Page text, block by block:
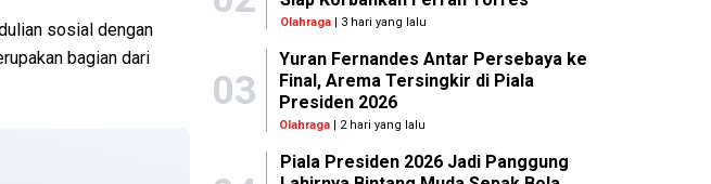
sosial dengan
bagian dari
Olahraga| 3 hari yang lalu
03
Yuran Fernandes Antar Persebaya ke
Final, Arema Tersingkir di Piala
Presiden 2026
Olahraga | 2 hari yang lalu
Piala Presiden 2026 Jadi Panggung